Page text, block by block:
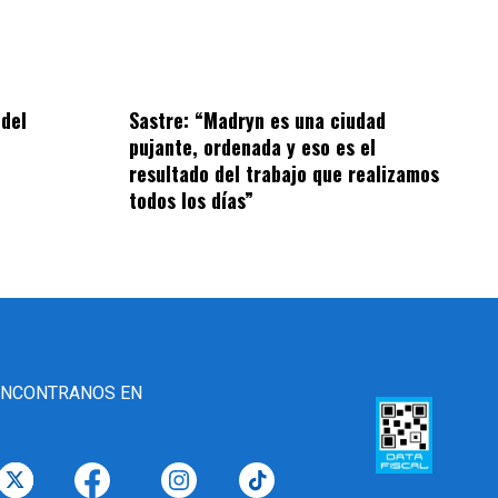
Sastre: “Madryn es una ciudad
pujante, ordenada y eso es el
resultado del trabajo que realizamos
todos los días”
EN